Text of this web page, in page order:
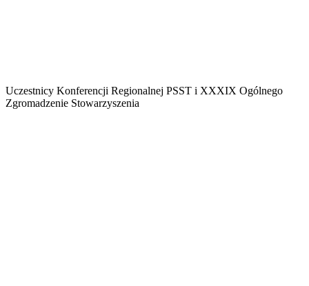
Uczestnicy Konferencji Regionalnej PSST i XXXIX Ogólnego
Zgromadzenie Stowarzyszenia